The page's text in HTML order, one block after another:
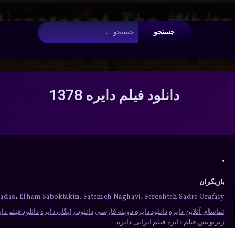
#2 ($wp_query) must be passed by reference, value given in
جستجو برای:
دانلود فیلم دایره 1378
بازیگران
، Elham Saboktakin، Fatemeh Naghavi، Fereshteh Sadre Orafaiy
تماشای آنلاین دایرهدانلود دایره دوبله فارسی دانلود رایگان دایرهدانلود فیلم
زیرنویس فیلم دایرهفیلم ایرانی دایره